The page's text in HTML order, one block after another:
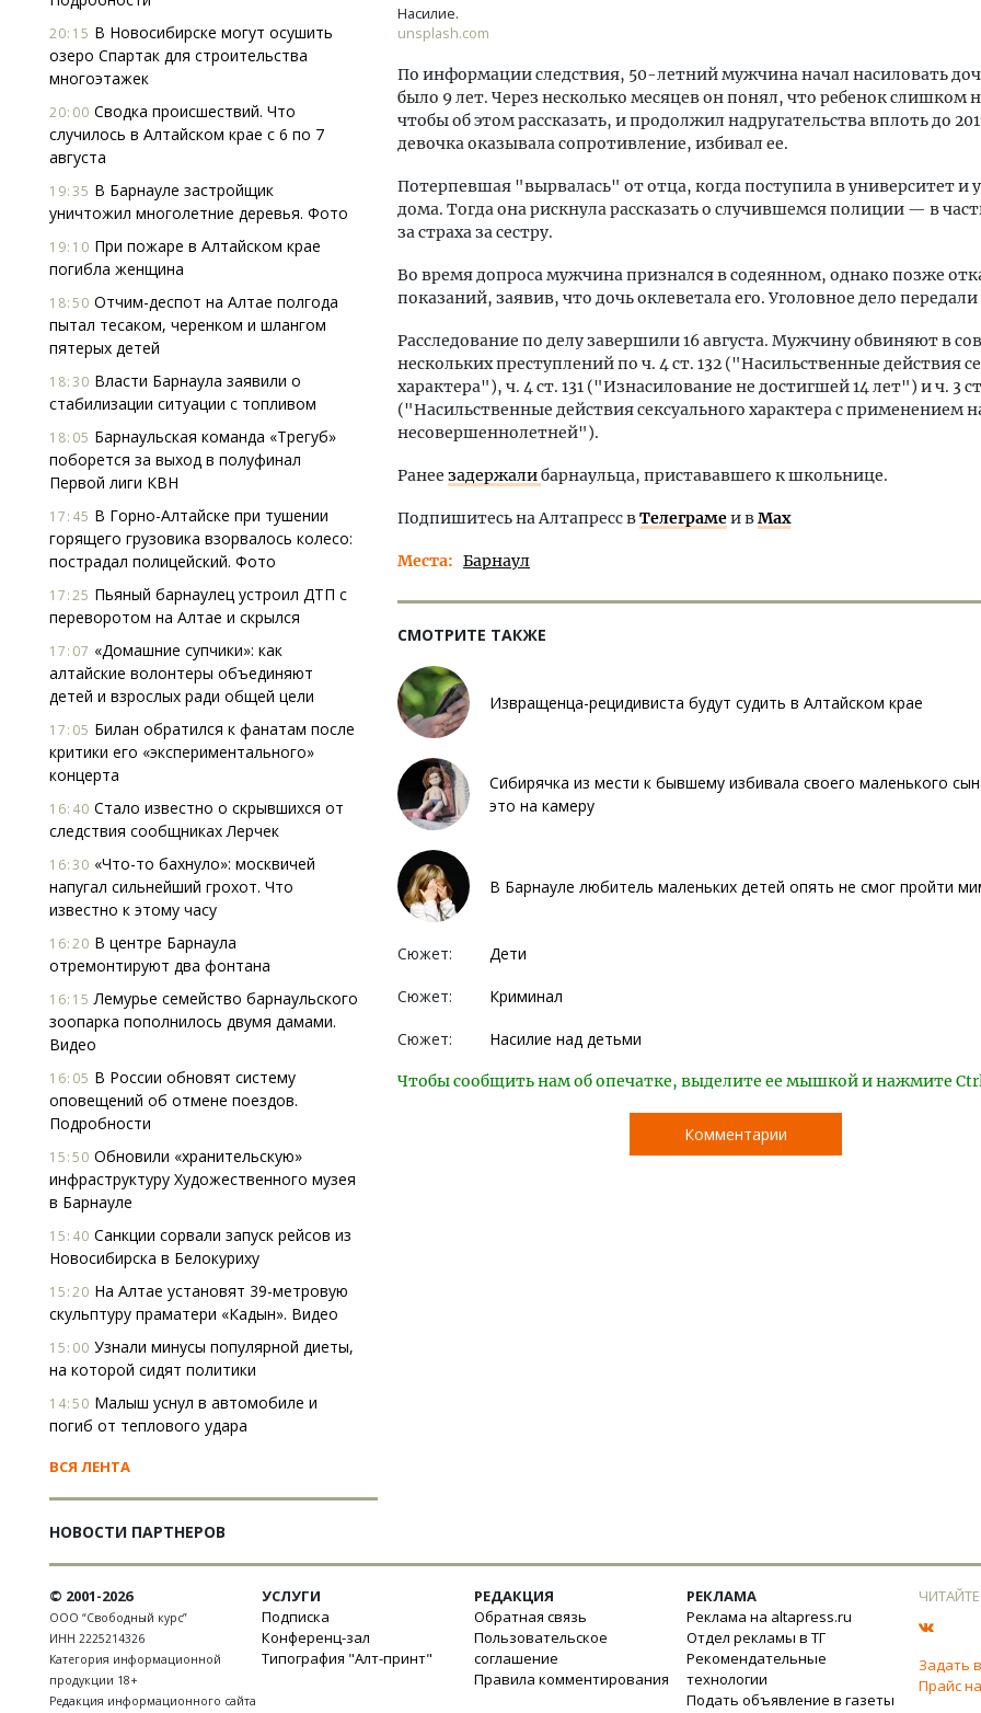
20:15 В Новосибирске могут осушить
озеро Спартак для строительства
многоэтажек
20:00 Сводка происшествий. Что
случилось в Алтайском крае с 6 по 7
августа
19:35 В Барнауле застройщик
уничтожил многолетние деревья. Фото
19:10 При пожаре в Алтайском крае
погибла женщина
18:50 Отчим-деспот на Алтае полгода
пытал тесаком, черенком и шлангом
пятерых детей
18:30 Власти Барнаула заявили о
стабилизации ситуации с топливом
18:05 Барнаульская команда «Трегуб»
поборется за выход в полуфинал
Первой лиги КВН
17:45 В Горно-Алтайске при тушении
горящего грузовика взорвалось колесо:
пострадал полицейский. Фото
17:25 Пьяный барнаулец устроил ДТП с
переворотом на Алтае и скрылся
17:07 «Домашние супчики»: как
алтайские волонтеры объединяют
детей и взрослых ради общей цели
17:05 Билан обратился к фанатам после
критики его «экспериментального»
концерта
16:40 Стало известно о скрывшихся от
следствия сообщниках Лерчек
16:30 «Что-то бахнуло»: москвичей
напугал сильнейший грохот. Что
известно к этому часу
16:20 В центре Барнаула
отремонтируют два фонтана
16:15 Лемурье семейство барнаульского
зоопарка пополнилось двумя дамами.
Видео
16:05 В России обновят систему
оповещений об отмене поездов.
Подробности
15:50 Обновили «хранительскую»
инфраструктуру Художественного музея
в Барнауле
15:40 Санкции сорвали запуск рейсов из
Новосибирска в Белокуриху
15:20 На Алтае установят 39-метровую
скульптуру праматери «Кадын». Видео
15:00 Узнали минусы популярной диеты,
на которой сидят политики
14:50 Малыш уснул в автомобиле и
погиб от теплового удара
ВСЯ ЛЕНТА
НОВОСТИ ПАРТНЕРОВ
Насилие.
unsplash.com
По информации следствия, 50-летний мужчина начал насиловать
было 9 лет. Через несколько месяцев он понял, что ребенок слишком
чтобы об этом рассказать, и продолжил надругательства вплоть до
девочка оказывала сопротивление, избивал ее.
Потерпевшая "вырвалась" от отца, когда поступила в университет и
дома. Тогда она рискнула рассказать о случившемся полиции — в
за страха за сестру.
Во время допроса мужчина признался в содеянном, однако позже
показаний, заявив, что дочь оклеветала его. Уголовное дело передали
Расследование по делу завершили 16 августа. Мужчину обвиняют в
нескольких преступлений по ч. 4 ст. 132 ("Насильственные действия
характера"), ч. 4 ст. 131 ("Изнасилование не достигшей 14 лет") и ч. 3
("Насильственные действия сексуального характера с применением
несовершеннолетней").
Ранее задержалибарнаульца, пристававшего к школьнице.
Подпишитесь на Алтапресс вТелеграмеи вMax
Места Барнаул
СМОТРИТЕ ТАКЖЕ
Извращенца-рецидивиста будут судить в Алтайском крае
Сибирячка из мести к бывшему избивала своего маленького
это на камеру
В Барнауле любитель маленьких детей опять не смог пройти
Сюжет: Дети
Сюжет: Криминал
Сюжет: Насилие над детьми
Чтобы сообщить нам об опечатке, выделите ее мышкой и нажмите
Комментарии
штормит
© 2001-2026
ООО “Свободный курс”
ИНН 2225214326
Категория информационной
продукции 18+
Редакция информационного сайта
УСЛУГИ
Подписка
Конференц-зал
Типография "Алт-принт"
РЕДАКЦИЯ
Обратная связь
Пользовательское
соглашение
Правила комментирования
РЕКЛАМА
Реклама на altapress.ru
Отдел рекламы в ТГ
Рекомендательные
технологии
Подать объявление в газеты
Задать
Прайс